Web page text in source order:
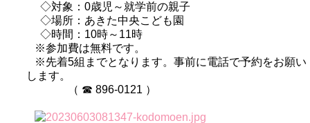
◇対象：0歳児～就学前の親子
◇場所：あきた中央こども園
◇時間：10時～11時
※参加費は無料です。
※先着5組までとなります。事前に電話で予約をお願い
します。
（ ☎ 896-0121 ）